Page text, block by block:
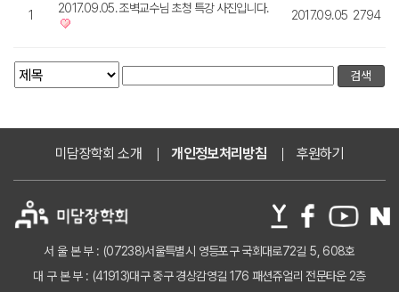
1 2017.09.05. 조벽교수님 초청 특강 사진입니다. 2017.09.05 2794
미담장학회 소개 개인정보처리방침 후원하기
서 울 본 부 : (07238)서울특별시 영등포구 국회대로72길 5, 608호
대 구 본 부 : (41913)대구 중구 경상감영길 176 패션쥬얼리 전문타운 2층